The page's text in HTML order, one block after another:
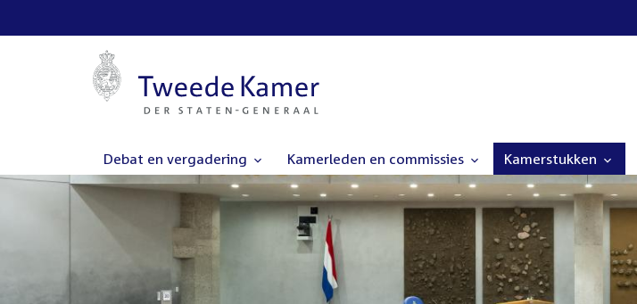
Debat en vergadering Kamerleden en commissies Kamerstukken